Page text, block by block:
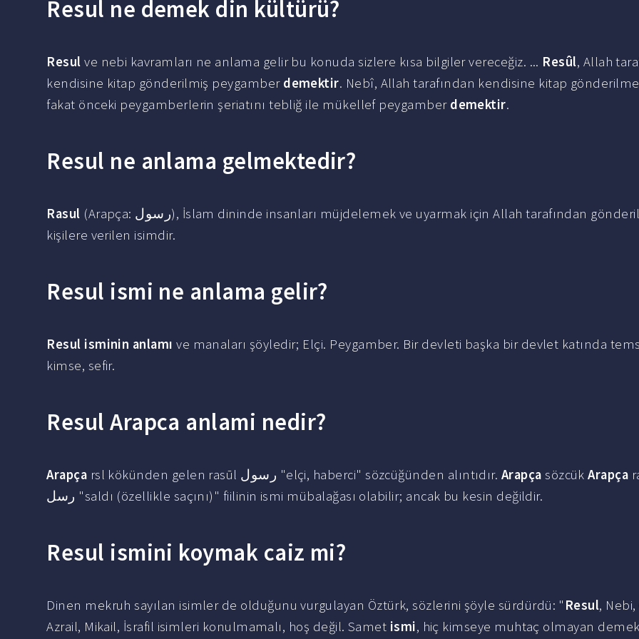
Resul ne demek din kültürü?
Resul ve nebi kavramları ne anlama gelir bu konuda sizlere kısa bilgiler vereceğiz. ... Resûl, Allah
kendisine kitap gönderilmiş peygamber demektir. Nebî, Allah tarafından kendisine kitap
fakat önceki peygamberlerin şeriatını tebliğ ile mükellef peygamber demektir.
Resul ne anlama gelmektedir?
Rasul (Arapça: رسول), İslam dininde insanları müjdelemek ve uyarmak için Allah tarafından gönderilen
kişilere verilen isimdir.
Resul ismi ne anlama gelir?
Resul isminin anlamı ve manaları şöyledir; Elçi. Peygamber. Bir devleti başka bir devlet katında
kimse, sefir.
Resul Arapca anlami nedir?
Arapça rsl kökünden gelen rasūl رسول "elçi, haberci" sözcüğünden alıntıdır. Arapça sözcükArapça
رسل "saldı (özellikle saçını)" fiilinin ismi mübalağası olabilir; ancak bu kesin değildir.
Resul ismini koymak caiz mi?
Dinen mekruh sayılan isimler de olduğunu vurgulayan Öztürk, sözlerini şöyle sürdürdü: " Resul,
Azrail, Mikail, İsrafil isimleri konulmamalı, hoş değil. Samet ismi, hiç kimseye muhtaç olmayan